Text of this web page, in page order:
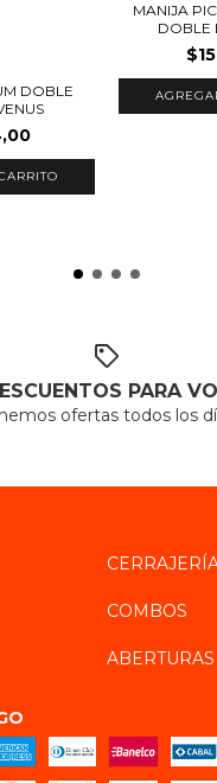
DOBLE
MANIJA
DOBLE
PARA
ofertas todos los
COMBOS
ABERTURAS